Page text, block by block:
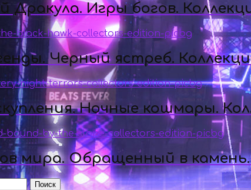
Дракула. Игры богов.
Черный ястреб.
Ночные кошмары.
мира. Обращенный в